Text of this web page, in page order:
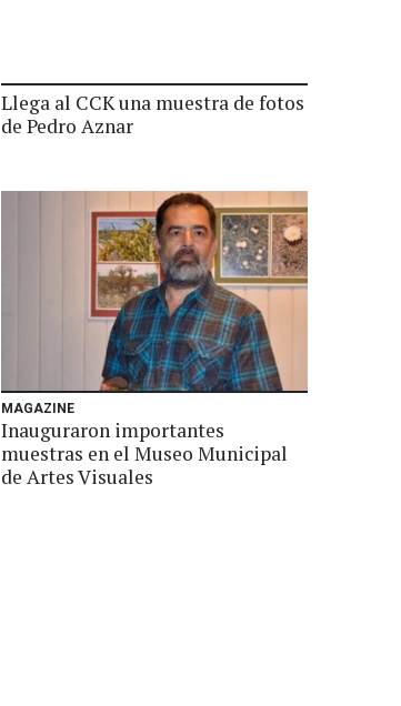
Llega al CCK una muestra de fotos
de Pedro Aznar
MAGAZINE
Inauguraron importantes
muestras en el Museo Municipal
de Artes Visuales